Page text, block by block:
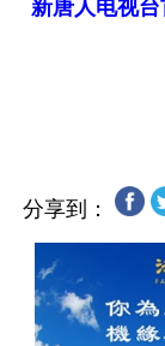
新唐人电视
分享到：